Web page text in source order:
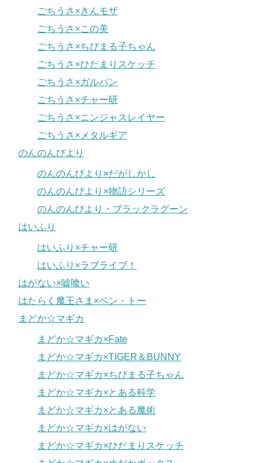
ごちうさ×きんモザ
ごちうさ×この美
ごちうさ×ちびまる子ちゃん
ごちうさ×ひだまりスケッチ
ごちうさ×ガルパン
ごちうさ×チャー研
ごちうさ×ニンジャスレイヤー
ごちうさ×メタルギア
のんのんびより
のんのんびより×だがしかし
のんのんびより×物語シリーズ
のんのんびより・ブラックラグーン
はいふり
はいふり×チャー研
はいふり×ラブライブ！
はがない×嘘喰い
はたらく魔王さま×ベン・トー
まどか☆マギカ
まどか☆マギカ×Fate
まどか☆マギカ×TIGER＆BUNNY
まどか☆マギカ×ちびまる子ちゃん
まどか☆マギカ×とある科学
まどか☆マギカ×とある魔術
まどか☆マギカ×はがない
まどか☆マギカ×ひだまりスケッチ